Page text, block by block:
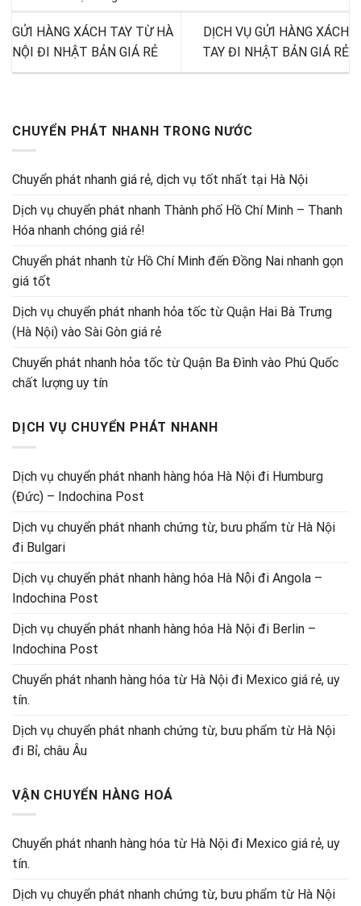
GỬI HÀNG XÁCH TAY TỪ HÀ
NỘI ĐI NHẬT BẢN GIÁ RẺ
DỊCH VỤ GỬI HÀNG XÁCH
TAY ĐI NHẬT BẢN GIÁ RẺ
CHUYỂN PHÁT NHANH TRONG NƯỚC
Chuyển phát nhanh giá rẻ, dịch vụ tốt nhất tại Hà Nội
Dịch vụ chuyển phát nhanh Thành phố Hồ Chí Minh – Thanh
Hóa nhanh chóng giá rẻ!
Chuyển phát nhanh từ Hồ Chí Minh đến Đồng Nai nhanh gọn
giá tốt
Dịch vụ chuyển phát nhanh hỏa tốc từ Quận Hai Bà Trưng
(Hà Nội) vào Sài Gòn giá rẻ
Chuyển phát nhanh hỏa tốc từ Quận Ba Đình vào Phú Quốc
chất lượng uy tín
DỊCH VỤ CHUYỂN PHÁT NHANH
Dịch vụ chuyển phát nhanh hàng hóa Hà Nội đi Humburg
(Đức) – Indochina Post
Dịch vụ chuyển phát nhanh chứng từ, bưu phẩm từ Hà Nội
đi Bulgari
Dịch vụ chuyển phát nhanh hàng hóa Hà Nội đi Angola –
Indochina Post
Dịch vụ chuyển phát nhanh hàng hóa Hà Nội đi Berlin –
Indochina Post
Chuyển phát nhanh hàng hóa từ Hà Nội đi Mexico giá rẻ, uy
tín.
Dịch vụ chuyển phát nhanh chứng từ, bưu phẩm từ Hà Nội
đi Bỉ, châu Âu
VẬN CHUYỂN HÀNG HOÁ
Chuyển phát nhanh hàng hóa từ Hà Nội đi Mexico giá rẻ, uy
tín.
Dịch vụ chuyển phát nhanh chứng từ, bưu phẩm từ Hà Nội